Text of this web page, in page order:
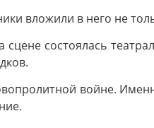
вложили в него не
состоялась
войне.